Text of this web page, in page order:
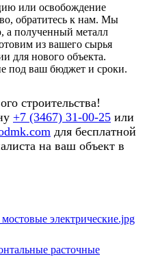
или освобождение
обратитесь к нам. Мы
а полученный металл
из вашего сырья
для нового объекта.
под ваш бюджет и сроки.
строительства!
+7 (3467) 31-00-25 или
для бесплатной
на ваш объект в
электрические.jpg
расточные